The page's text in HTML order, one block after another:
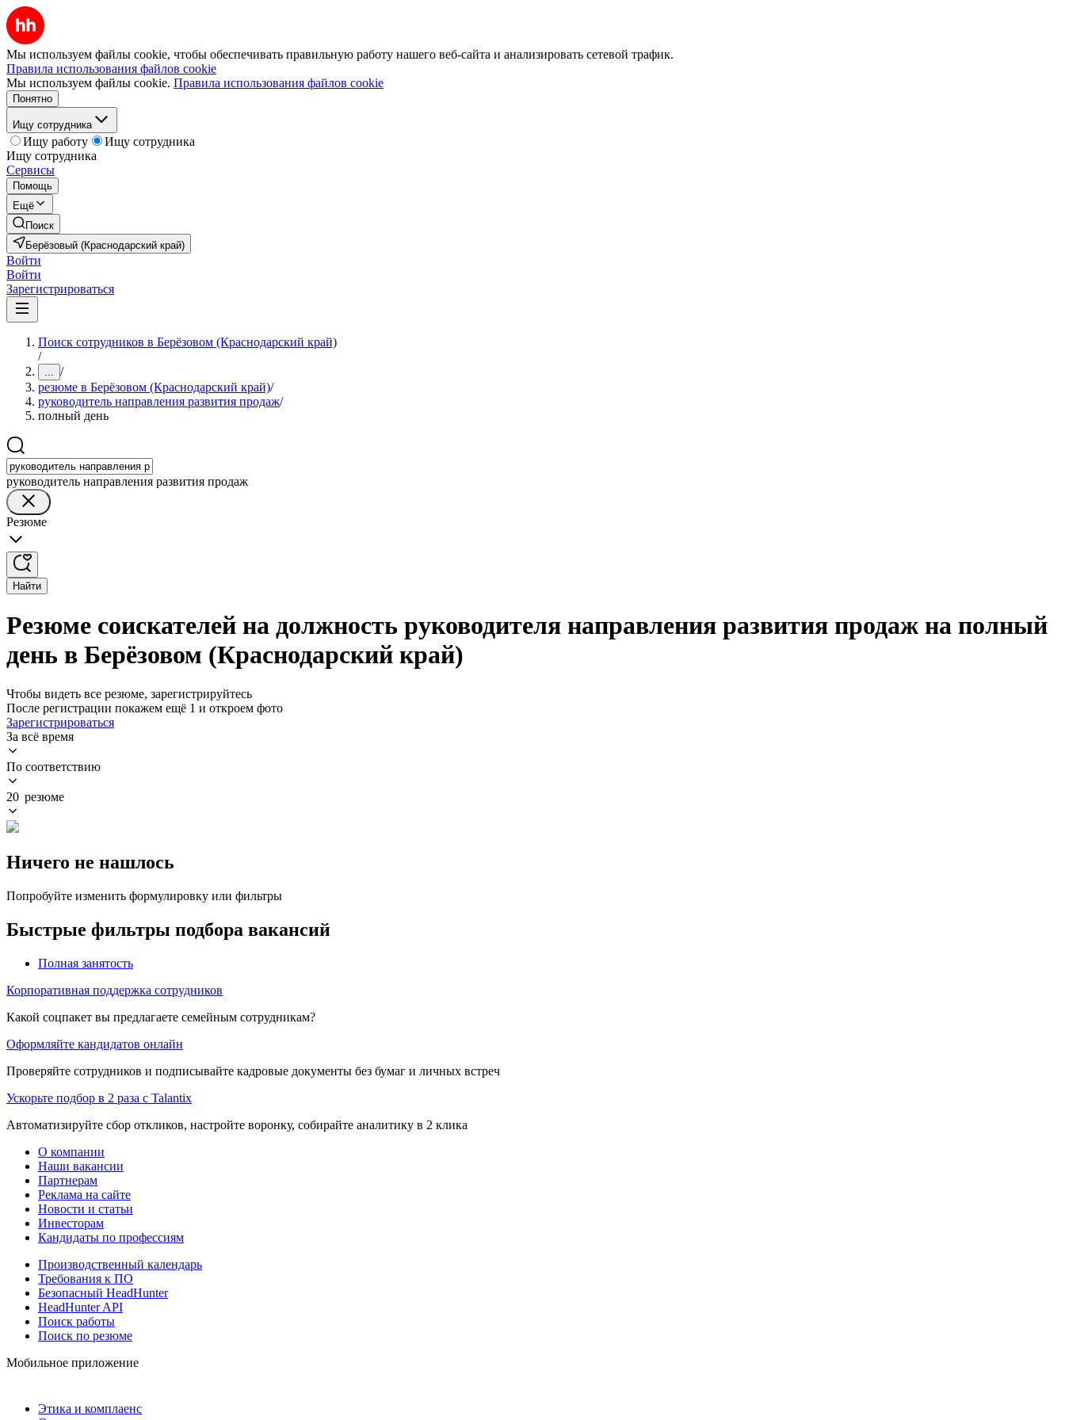
Мы используем файлы cookie, чтобы обеспечивать правильную работу нашего веб-сайта и анализировать сетевой трафик.
Правила использования файлов cookie
Мы используем файлы cookie. Правила использования файлов cookie
Понятно
Ищу сотрудника
Ищу работу
Ищу сотрудника
Ищу сотрудника
Сервисы
Помощь
Ещё
Поиск
Берёзовый (Краснодарский край)
Войти
Войти
Зарегистрироваться
Поиск сотрудников в Берёзовом (Краснодарский край)
/
... /
резюме в Берёзовом (Краснодарский край)/
руководитель направления развития продаж/
полный день
руководитель направления развития продаж
Резюме
Найти
Резюме соискателей на должность руководителя направления развития продаж на полный
день в Берёзовом (Краснодарский край)
Чтобы видеть все резюме, зарегистрируйтесь
После регистрации покажем ещё 1 и откроем фото
Зарегистрироваться
За всё время
По соответствию
20 резюме
Ничего не нашлось
Попробуйте изменить формулировку или фильтры
Быстрые фильтры подбора вакансий
Полная занятость
Корпоративная поддержка сотрудников
Какой соцпакет вы предлагаете семейным сотрудникам?
Оформляйте кандидатов онлайн
Проверяйте сотрудников и подписывайте кадровые документы без бумаг и личных встреч
Ускорьте подбор в 2 раза с Talantix
Автоматизируйте сбор откликов, настройте воронку, собирайте аналитику в 2 клика
О компании
Наши вакансии
Партнерам
Реклама на сайте
Новости и статьи
Инвесторам
Кандидаты по профессиям
Производственный календарь
Требования к ПО
Безопасный HeadHunter
HeadHunter API
Поиск работы
Поиск по резюме
Мобильное приложение
Этика и комплаенс